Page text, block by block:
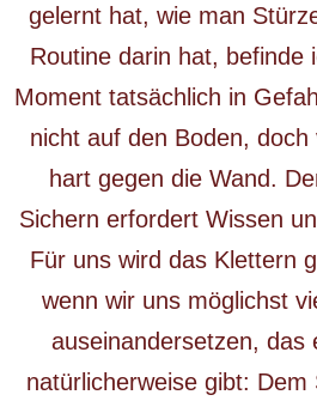
gelernt hat, wie man
Routine darin hat, befinde
Moment tatsächlich in
nicht auf den Boden, doch
hart gegen die Wand.
Sichern erfordert Wissen
Für uns wird das Klettern
wenn wir uns möglichst
auseinandersetzen, das
natürlicherweise gibt: Dem